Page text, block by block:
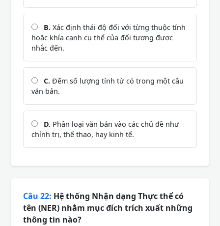
B. Xác định thái độ đối với từng thuộc tính
hoặc khía cạnh cụ thể của đối tượng được
nhắc đến.
C. Đếm số lượng tính từ có trong một câu
văn bản.
D. Phân loại văn bản vào các chủ đề như
chính trị, thể thao, hay kinh tế.
Câu 22: Hệ thống Nhận dạng Thực thể có
tên (NER) nhằm mục đích trích xuất những
thông tin nào?